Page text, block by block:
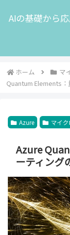
AIの基礎から
ホーム マ
Quantum Elements
Azure マイク
Azure
ーティング